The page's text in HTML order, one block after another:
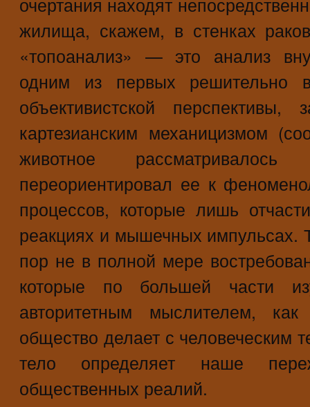
жилища, скажем, в стенках
«топоанализ» — это анализ
одним из первых
объективистской
картезианским механицизмом
животное
переориентировал ее к
процессов, которые лишь
реакциях и мышечных импульсах.
пор не в полной мере
которые по большей части
авторитетным мыслителем,
общество делает с человеческим
тело определяет наше
общественных реалий.